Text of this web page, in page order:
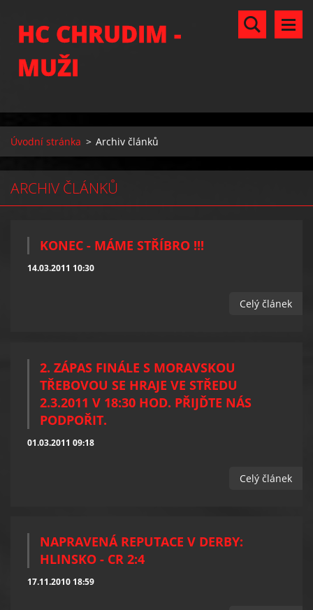
HC CHRUDIM -
MUŽI
Úvodní stránka > Archiv článků
ARCHIV ČLÁNKŮ
KONEC - MÁME STŘÍBRO !!!
14.03.2011 10:30
Celý článek
2. ZÁPAS FINÁLE S MORAVSKOU
TŘEBOVOU SE HRAJE VE STŘEDU
2.3.2011 V 18:30 HOD. PŘIJĎTE NÁS
PODPOŘIT.
01.03.2011 09:18
Celý článek
NAPRAVENÁ REPUTACE V DERBY:
HLINSKO - CR 2:4
17.11.2010 18:59